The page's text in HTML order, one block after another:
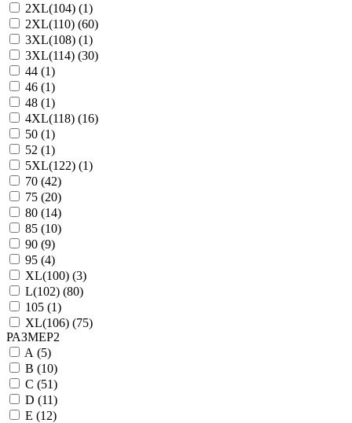
2XL(104) (1)
2XL(110) (60)
3XL(108) (1)
3XL(114) (30)
44 (1)
46 (1)
48 (1)
4XL(118) (16)
50 (1)
52 (1)
5XL(122) (1)
70 (42)
75 (20)
80 (14)
85 (10)
90 (9)
95 (4)
XL(100) (3)
L(102) (80)
105 (1)
XL(106) (75)
РАЗМЕР2
A (5)
B (10)
C (51)
D (11)
E (12)